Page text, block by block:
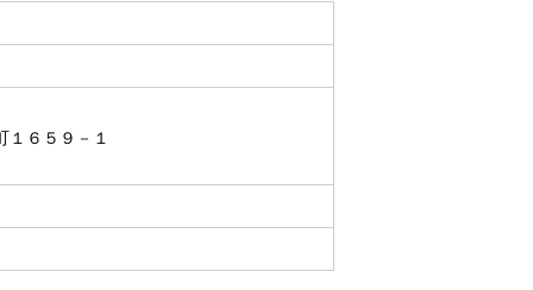
１６５９－１